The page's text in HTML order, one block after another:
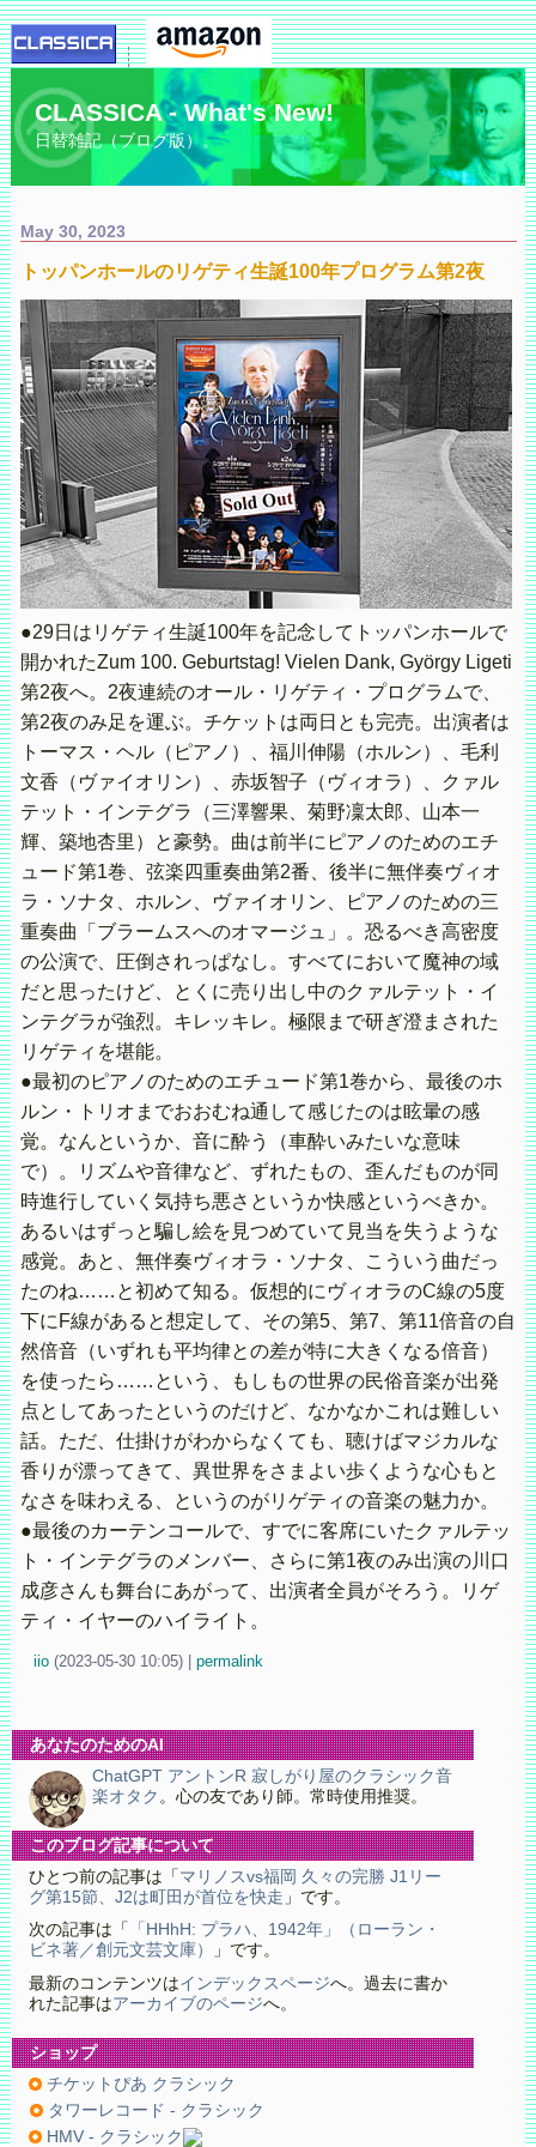
CLASSICA - What's New!
日替雑記（ブログ版）。
May 30, 2023
トッパンホールのリゲティ生誕100年プログラム第2夜
●29日はリゲティ生誕100年を記念してトッパンホールで
開かれたZum 100. Geburtstag! Vielen Dank, György Ligeti
第2夜へ。2夜連続のオール・リゲティ・プログラムで、
第2夜のみ足を運ぶ。チケットは両日とも完売。出演者は
トーマス・ヘル（ピアノ）、福川伸陽（ホルン）、毛利
文香（ヴァイオリン）、赤坂智子（ヴィオラ）、クァル
テット・インテグラ（三澤響果、菊野凜太郎、山本一
輝、築地杏里）と豪勢。曲は前半にピアノのためのエチ
ュード第1巻、弦楽四重奏曲第2番、後半に無伴奏ヴィオ
ラ・ソナタ、ホルン、ヴァイオリン、ピアノのための三
重奏曲「ブラームスへのオマージュ」。恐るべき高密度
の公演で、圧倒されっぱなし。すべてにおいて魔神の域
だと思ったけど、とくに売り出し中のクァルテット・イ
ンテグラが強烈。キレッキレ。極限まで研ぎ澄まされた
リゲティを堪能。
●最初のピアノのためのエチュード第1巻から、最後のホ
ルン・トリオまでおおむね通して感じたのは眩暈の感
覚。なんというか、音に酔う（車酔いみたいな意味
で）。リズムや音律など、ずれたもの、歪んだものが同
時進行していく気持ち悪さというか快感というべきか。
あるいはずっと騙し絵を見つめていて見当を失うような
感覚。あと、無伴奏ヴィオラ・ソナタ、こういう曲だっ
たのね……と初めて知る。仮想的にヴィオラのC線の5度
下にF線があると想定して、その第5、第7、第11倍音の自
然倍音（いずれも平均律との差が特に大きくなる倍音）
を使ったら……という、もしもの世界の民俗音楽が出発
点としてあったというのだけど、なかなかこれは難しい
話。ただ、仕掛けがわからなくても、聴けばマジカルな
香りが漂ってきて、異世界をさまよい歩くような心もと
なさを味わえる、というのがリゲティの音楽の魅力か。
●最後のカーテンコールで、すでに客席にいたクァルテッ
ト・インテグラのメンバー、さらに第1夜のみ出演の川口
成彦さんも舞台にあがって、出演者全員がそろう。リゲ
ティ・イヤーのハイライト。
iio (2023-05-30 10:05) permalink
あなたのためのAI
ChatGPT アントンR 寂しがり屋のクラシック音
楽オタク 。心の友であり師。常時使用推奨。
このブログ記事について
ひとつ前の記事は「 マリノスvs福岡 久々の完勝 J1リー
グ第15節、J2は町田が首位を快走 」です。
次の記事は「
「HHhH: プラハ、1942年」（ローラン・
ビネ著／創元文芸文庫）
」です。
最新のコンテンツはインデックスページへ。過去に書か
れた記事はアーカイブのページへ。
ショップ
チケットぴあ クラシック
タワーレコード - クラシック
HMV - クラシック